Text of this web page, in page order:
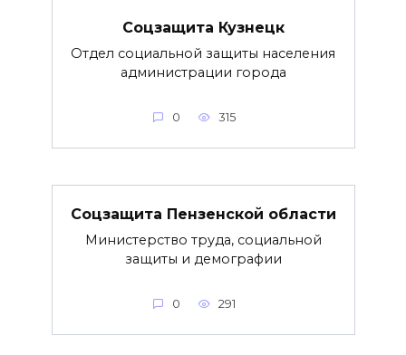
Соцзащита Кузнецк
Отдел социальной защиты населения
администрации города
0 315
Соцзащита Пензенской области
Министерство труда, социальной
защиты и демографии
0 291